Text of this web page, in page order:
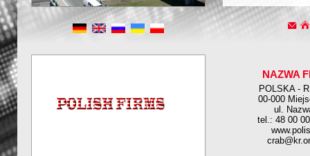
NAZWA
POLSKA -
00-000
ul.
tel.: 48 00